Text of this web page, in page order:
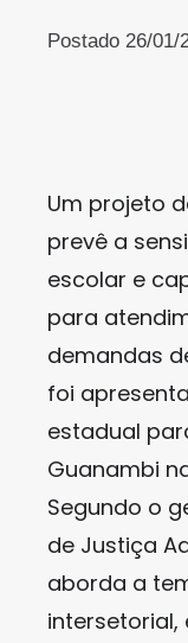
Postado 26/01/
Um projeto
prevê a
escolar e
para
demandas
foi
estadual
Guanambi
Segundo o
de Justiça
aborda a
intersetorial,